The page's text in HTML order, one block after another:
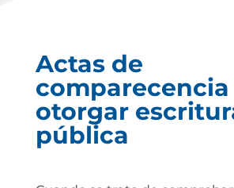
Actas de
comparecencia
otorgar
pública